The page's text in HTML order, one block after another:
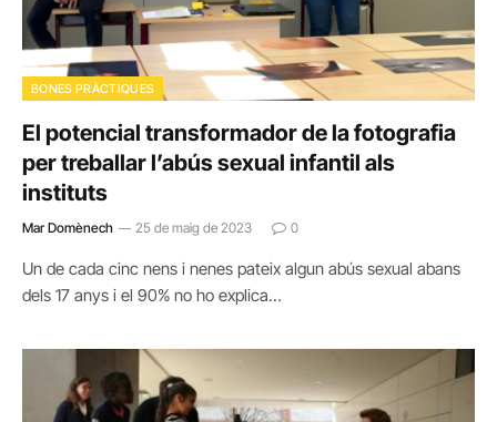
BONES PRÀCTIQUES
El potencial transformador de la fotografia
per treballar l’abús sexual infantil als
instituts
Mar Domènech 25 de maig de 2023 0
Un de cada cinc nens i nenes pateix algun abús sexual abans
dels 17 anys i el 90% no ho explica…